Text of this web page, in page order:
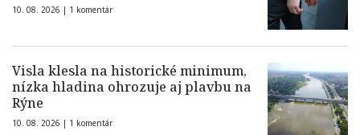
10. 08. 2026 | 1 komentár
Visla klesla na historické minimum,
nízka hladina ohrozuje aj plavbu na
Rýne
10. 08. 2026 | 1 komentár